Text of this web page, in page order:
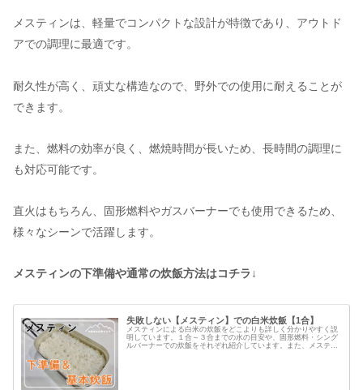
メスティンは、軽量でコンパクトな設計が特徴であり、アウトド
アでの調理に最適です。
耐久性が高く、頑丈な構造なので、野外での使用に耐えることが
できます。
また、燃料の効率が良く、燃焼時間が長いため、長時間の調理に
も対応可能です。
直火はもちろん、固形燃料やガスバーナーでも使用できるため、
様々なシーンで活躍します。
メスティンの下準備や通常の炊飯方法はコチラ↓
失敗しない【メスティン】での白米炊飯【1合】
メスティンによる白米の炊飯をどこよりも詳しく分かりやすく説
明しています。１合～３合までの水の目安や、固形燃料・シング
ルバーナーでの炊飯をそれぞれ紹介しています。また、メスティ